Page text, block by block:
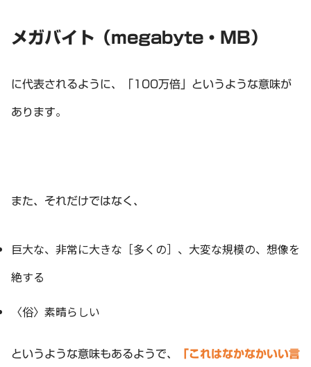
メガバイト（megabyte・MB）
に代表されるように、「100万倍」というような意味が
あります。
また、それだけではなく、
巨大な、非常に大きな［多くの］、大変な規模の、想像を
絶する
〈俗〉素晴らしい
というような意味もあるようで、 「これはなかなかいい言